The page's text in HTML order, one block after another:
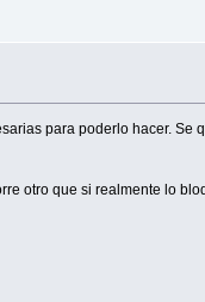
para poderlo hacer. Se
otro que si realmente lo